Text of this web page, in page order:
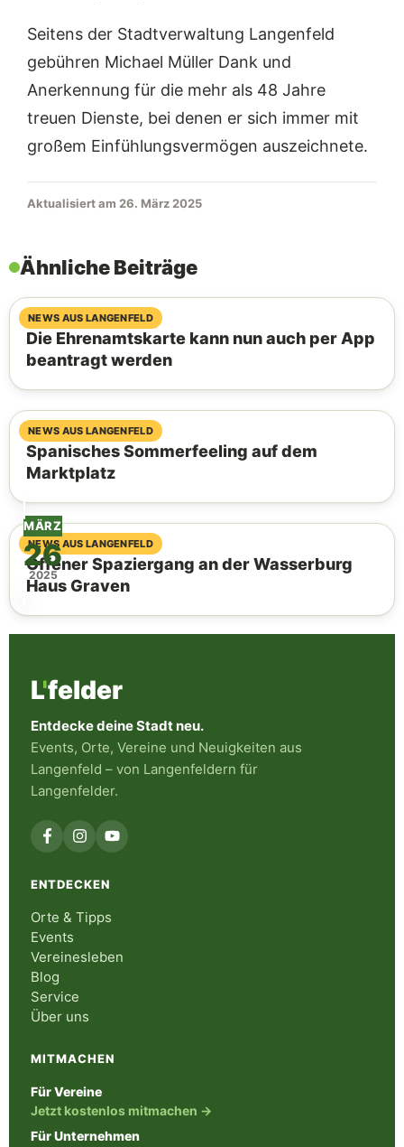
MÄRZ
26
2025
Seitens der Stadtverwaltung Langenfeld
gebühren Michael Müller Dank und
Anerkennung für die mehr als 48 Jahre
treuen Dienste, bei denen er sich immer mit
großem Einfühlungsvermögen auszeichnete.
Aktualisiert am 26. März 2025
Ähnliche Beiträge
NEWS AUS LANGENFELD
07. August 2026
Die Ehrenamtskarte kann nun auch per App
beantragt werden
NEWS AUS LANGENFELD
06. August 2026
Spanisches Sommerfeeling auf dem
Marktplatz
NEWS AUS LANGENFELD
04. August 2026
Offener Spaziergang an der Wasserburg
Haus Graven
L'felder
Entdecke deine Stadt neu.
Events, Orte, Vereine und Neuigkeiten aus
Langenfeld – von Langenfeldern für
Langenfelder.
ENTDECKEN
Orte & Tipps
Events
Vereinesleben
Blog
Service
Über uns
MITMACHEN
Für Vereine
Jetzt kostenlos mitmachen →
Für Unternehmen